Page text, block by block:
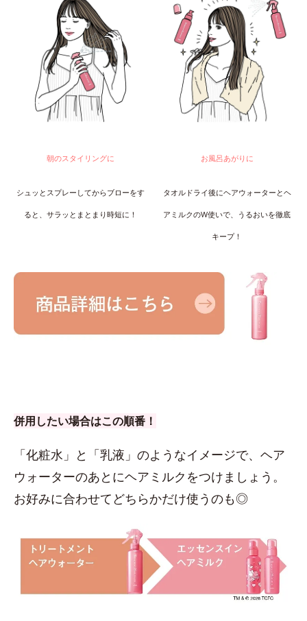
朝のスタイリングに
シュッとスプレーしてからブローをす
ると、サラッとまとまり時短に！
お風呂あがりに
タオルドライ後にヘアウォーターとヘ
アミルクのW使いで、うるおいを徹底
キープ！
併用したい場合はこの順番！
「化粧水」と「乳液」のようなイメージで、ヘア
ウォーターのあとにヘアミルクをつけましょう。
お好みに合わせてどちらかだけ使うのも◎